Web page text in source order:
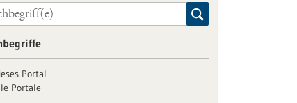
Portal
Portale